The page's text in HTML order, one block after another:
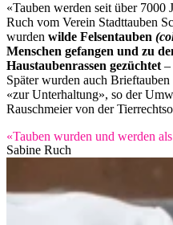
«Tauben werden seit über 7000
Ruch vom Verein Stadttauben
wurden wilde Felsentauben
Menschen gefangen und zu
Haustaubenrassen gezüchtet–
Später wurden auch
«zur Unterhaltung», so der
Rauschmeier von der
«Tauben wurden und werden
Sabine Ruch